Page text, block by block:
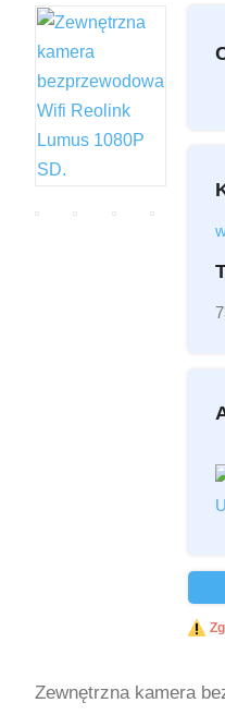
Zewnętrzna kamera